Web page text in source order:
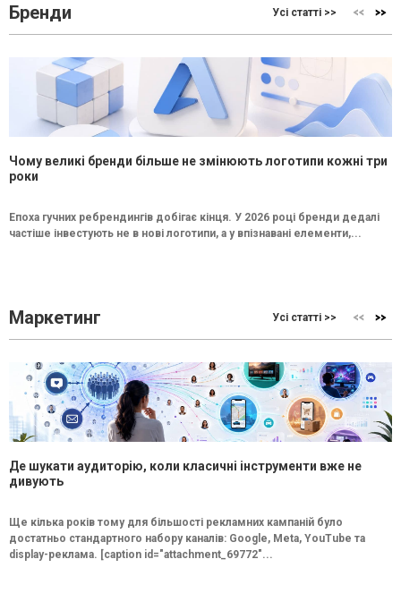
Бренди Усі статті >>
Чому великі бренди більше не змінюють логотипи кожні три
роки
Епоха гучних ребрендингів добігає кінця. У 2026 році бренди дедалі
частіше інвестують не в нові логотипи, а у впізнавані елементи,...
Маркетинг Усі статті >>
Де шукати аудиторію, коли класичні інструменти вже не
дивують
Ще кілька років тому для більшості рекламних кампаній було
достатньо стандартного набору каналів: Google, Meta, YouTube та
display-реклама. [caption id="attachment_69772"...